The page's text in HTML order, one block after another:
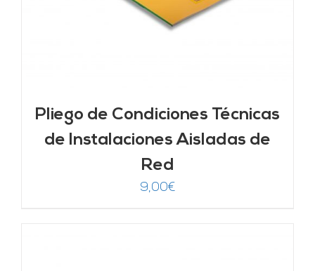
Pliego de Condiciones Técnicas
de Instalaciones Aisladas de
Red
9,00€